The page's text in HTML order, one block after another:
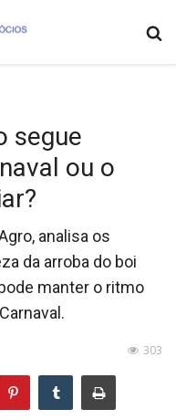
segue
ou o
analisa os
da arroba do boi
manter o ritmo
303